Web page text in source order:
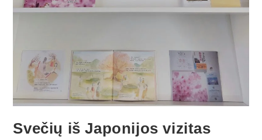
Svečių iš Japonijos vizitas